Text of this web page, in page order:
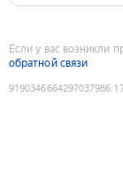
Если у вас возникли
обратной связи
9190346664297037986: